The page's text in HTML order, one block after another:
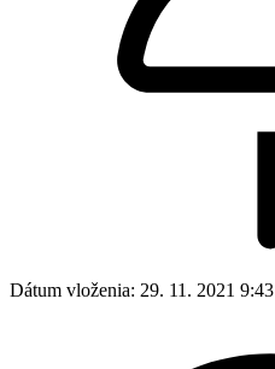
Dátum vloženia: 29. 11. 2021 9:43